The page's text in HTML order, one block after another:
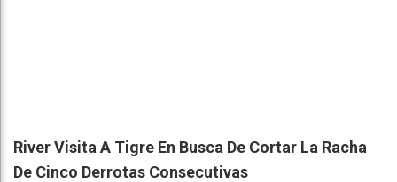
River Visita A Tigre En Busca De Cortar La Racha
De Cinco Derrotas Consecutivas